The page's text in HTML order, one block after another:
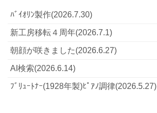
ﾊﾞｲｵﾘﾝ製作(2026.7.30)
新工房移転４周年(2026.7.1)
朝顔が咲きました(2026.6.27)
AI検索(2026.6.14)
ﾌﾞﾘｭｰﾄﾅｰ(1928年製)ﾋﾟｱﾉ調律(2026.5.27)